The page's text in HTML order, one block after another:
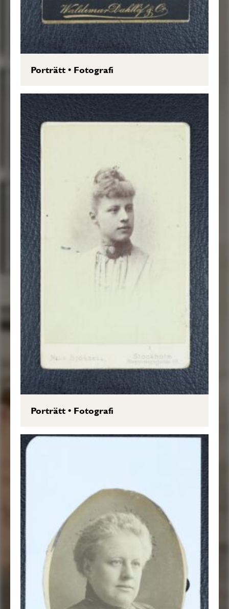
Porträtt• Fotografi
Porträtt• Fotografi